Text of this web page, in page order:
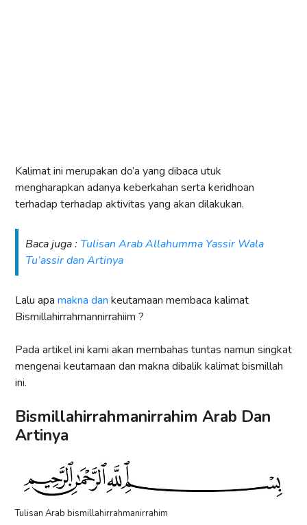
Kalimat ini merupakan do’a yang dibaca utuk
mengharapkan adanya keberkahan serta keridhoan
terhadap terhadap aktivitas yang akan dilakukan.
Baca juga : Tulisan Arab Allahumma Yassir Wala
Tu’assir dan Artinya
Lalu apa makna dan keutamaan membaca kalimat
Bismillahirrahmannirrahiim ?
Pada artikel ini kami akan membahas tuntas namun singkat
mengenai keutamaan dan makna dibalik kalimat bismillah
ini.
Bismillahirrahmanirrahim Arab Dan
Artinya
Tulisan Arab bismillahirrahmanirrahim